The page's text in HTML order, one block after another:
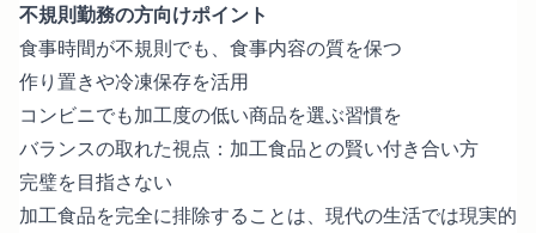
不規則勤務の方向けポイント
食事時間が不規則でも、食事内容の質を保つ
作り置きや冷凍保存を活用
コンビニでも加工度の低い商品を選ぶ習慣を
バランスの取れた視点：加工食品との賢い付き合い方
完璧を目指さない
加工食品を完全に排除することは、現代の生活では現実的